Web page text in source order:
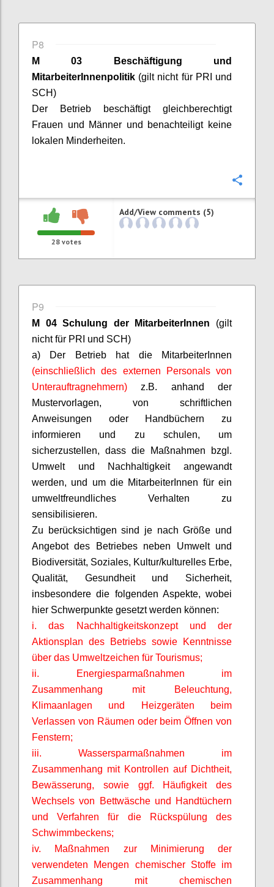
P8
M 03 Beschäftigung und
MitarbeiterInnenpolitik (gilt nicht für PRI und
SCH)
Der Betrieb beschäftigt gleichberechtigt
Frauen und Männer und benachteiligt keine
lokalen Minderheiten.
28votes
Add/View comments (5)
P9
M 04 Schulung der MitarbeiterInnen
(gilt
nicht für PRI und SCH)
a) Der Betrieb hat die
MitarbeiterInnen
(einschließlich des externen Personals von
Unterauftragnehmern) z.B. anhand der
Mustervorlagen, von schriftlichen
Anweisungen oder Handbüchern zu
informieren und zu schulen, um
sicherzustellen, dass die Maßnahmen bzgl.
Umwelt und Nachhaltigkeit angewandt
werden, und um die MitarbeiterInnen für ein
umweltfreundliches Verhalten zu
sensibilisieren.
Zu berücksichtigen sind je nach Größe und
Angebot des Betriebes neben Umwelt und
Biodiversität, Soziales, Kultur/kulturelles Erbe,
Qualität, Gesundheit und Sicherheit,
insbesondere die folgenden Aspekte, wobei
hier Schwerpunkte gesetzt werden können:
i. das Nachhaltigkeitskonzept und der
Aktionsplan des Betriebs sowie Kenntnisse
über das Umweltzeichen für Tourismus;
ii. Energiesparmaßnahmen im
Zusammenhang mit Beleuchtung,
Klimaanlagen und Heizgeräten beim
Verlassen von Räumen oder beim Öffnen von
Fenstern;
iii. Wassersparmaßnahmen im
Zusammenhang mit Kontrollen auf Dichtheit,
Bewässerung, sowie ggf. Häufigkeit des
Wechsels von Bettwäsche und Handtüchern
und Verfahren für die Rückspülung des
Schwimmbeckens;
iv. Maßnahmen zur Minimierung der
verwendeten Mengen chemischer Stoffe im
Zusammenhang mit chemischen